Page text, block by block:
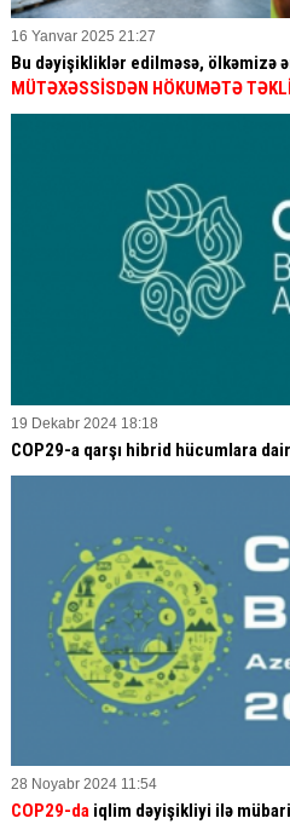
16 Yanvar 2025 21:27
Bu dəyişikliklər edilməsə, ölkəmizə
MÜTƏXƏSSİSDƏN HÖKUMƏTƏ
19 Dekabr 2024 18:18
COP29-a qarşı hibrid hücumlara dair
28 Noyabr 2024 11:54
COP29-da iqlim dəyişikliyi ilə